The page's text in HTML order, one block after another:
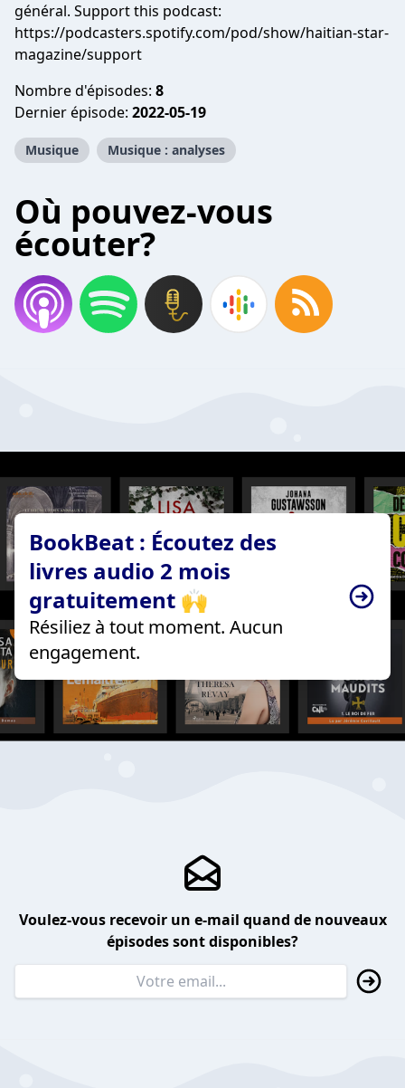
général. Support this podcast:
https://podcasters.spotify.com/pod/show/haitian-star-
magazine/support
Nombre d'épisodes: 8
Dernier épisode: 2022-05-19
Musique Musique : analyses
Où pouvez-vous
écouter?
BookBeat : Écoutez des
livres audio 2 mois
gratuitement 🙌
Résiliez à tout moment. Aucun
engagement.
Voulez-vous recevoir un e-mail quand de nouveaux
épisodes sont disponibles?